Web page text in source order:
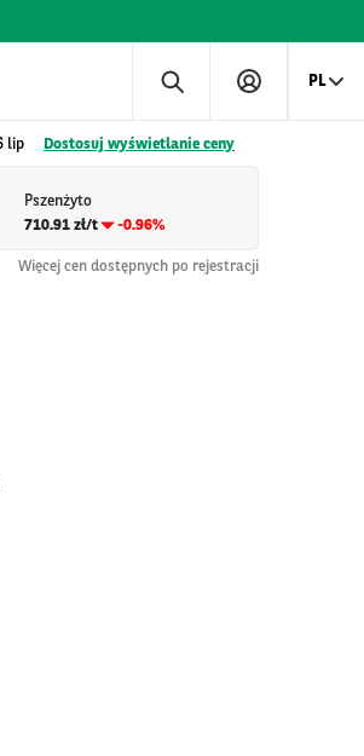
PL
lip Dostosuj wyświetlanie ceny
Pszenżyto
710.91 zł/t
-0.96%
Więcej cen dostępnych po rejestracji